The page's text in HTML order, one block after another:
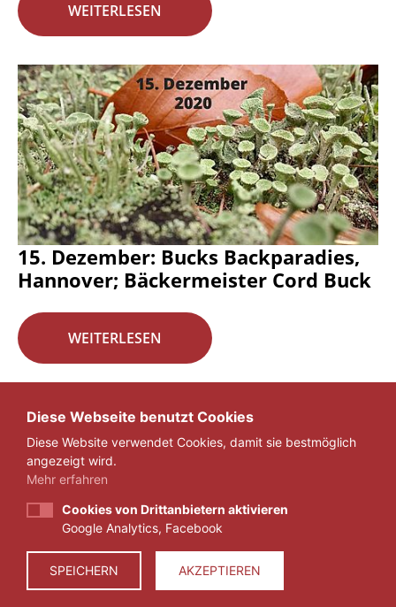
WEITERLESEN
15. Dezember: Bucks Backparadies,
Hannover; Bäckermeister Cord Buck
WEITERLESEN
« 1 ... 15 16 17 ... 29 »
IMPRESSUM
DATENSCHUTZ
© 2026 ZEIT FÜR VERANTWORTUNG E.V.
Diese Webseite benutzt Cookies
Diese Website verwendet Cookies, damit sie bestmöglich
angezeigt wird.
Mehr erfahren
Cookies von Drittanbietern aktivieren
Google Analytics, Facebook
SPEICHERN AKZEPTIEREN